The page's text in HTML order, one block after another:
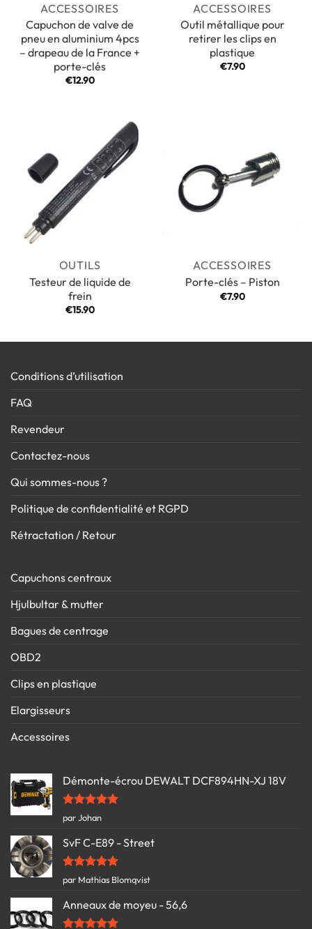
ACCESSOIRES
Capuchon de valve de
pneu en aluminium 4pcs
– drapeau de la France +
porte-clés
€12.90
ACCESSOIRES
Outil métallique pour
retirer les clips en
plastique
€7.90
OUTILS
Testeur de liquide de
frein
€15.90
ACCESSOIRES
Porte-clés – Piston
€7.90
Conditions d’utilisation
FAQ
Revendeur
Contactez-nous
Qui sommes-nous ?
Politique de confidentialité et RGPD
Rétractation / Retour
Capuchons centraux
Hjulbultar & mutter
Bagues de centrage
OBD2
Clips en plastique
Elargisseurs
Accessoires
Démonte-écrou DEWALT DCF894HN-XJ 18V
Note5sur
5
par Johan
SvF C-E89 - Street
Note5sur
5
par Mathias Blomqvist
Anneaux de moyeu - 56,6